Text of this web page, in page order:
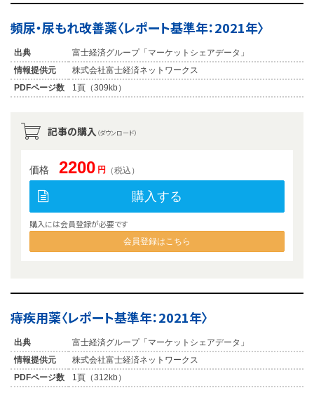
頻尿・尿もれ改善薬〈レポート基準年：2021年〉
出典
富士経済グループ「マーケットシェアデータ」
情報提供元
株式会社富士経済ネットワークス
PDFページ数
1頁（309kb）
記事の購入 （ダウンロード）
価格 2200 円 （税込）
購入する
購入には会員登録が必要です
会員登録はこちら
痔疾用薬〈レポート基準年：2021年〉
出典
富士経済グループ「マーケットシェアデータ」
情報提供元
株式会社富士経済ネットワークス
PDFページ数
1頁（312kb）